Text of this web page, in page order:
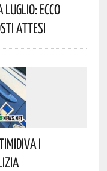
Luglio: Ecco
Attesi
I